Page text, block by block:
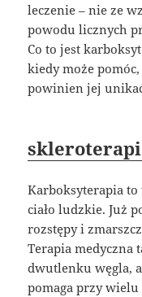
leczenie – nie ze
powodu licznych
Co to jest
kiedy może
powinien jej
Karboksyterapia
ciało ludzkie. Już
rozstępy i
Terapia medyczna
dwutlenku węgla,
pomaga przy